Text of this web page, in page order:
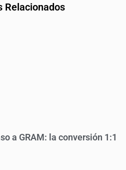
Relacionados
a GRAM: la conversión 1:1